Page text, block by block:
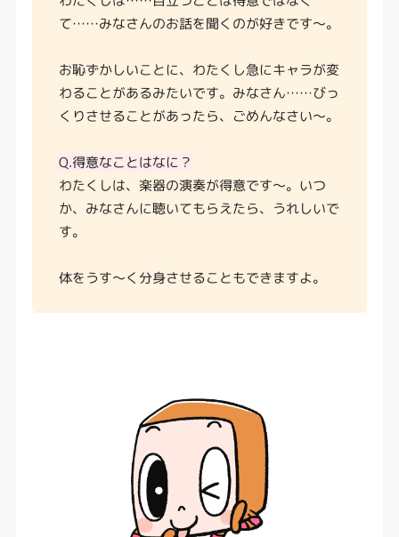
て……みなさんのお話を聞くのが好きです〜。
お恥ずかしいことに、わたくし急にキャラが変
わることがあるみたいです。みなさん……びっ
くりさせることがあったら、ごめんなさい〜。
Q.得意なことはなに？
わたくしは、楽器の演奏が得意です〜。いつ
か、みなさんに聴いてもらえたら、うれしいで
す。
体をうす～く分身させることもできますよ。